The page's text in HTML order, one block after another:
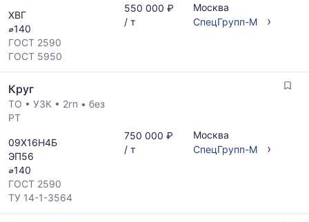
ХВГ
⌀140
ГОСТ 2590
ГОСТ 5950
550 000 ₽
/ т
Москва
СпецГрупп-М
›
Круг
ТО • УЗК • 2гп • без
РТ
09Х16Н4Б
ЭП56
⌀140
ГОСТ 2590
ТУ 14-1-3564
750 000 ₽
/ т
Москва
СпецГрупп-М
›